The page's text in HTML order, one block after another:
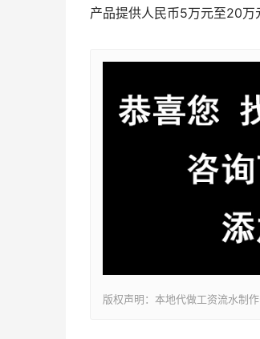
产品提供人民币5万元至20万
版权声明：本地代做工资流水制